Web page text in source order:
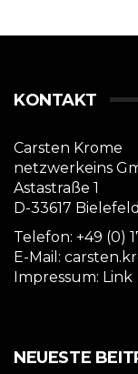
KONTAKT
Carsten Krome
netzwerkeins
Astastraße 1
D-33617 Bielefeld
Telefon: +49 (0)
E-Mail:
Impressum: Link
NEUESTE